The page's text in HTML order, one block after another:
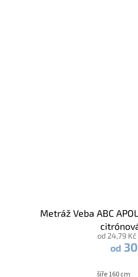
Metráž Veba ABC
od 24,79
od
šíře 160 cm